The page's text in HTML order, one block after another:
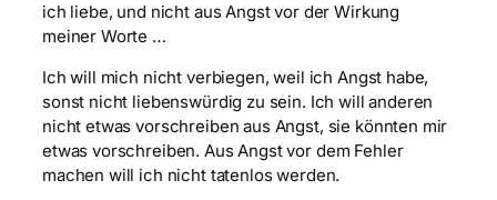
ich liebe, und nicht aus Angst vor der Wirkung
meiner Worte …
Ich will mich nicht verbiegen, weil ich Angst habe,
sonst nicht liebenswürdig zu sein. Ich will anderen
nicht etwas vorschreiben aus Angst, sie könnten mir
etwas vorschreiben. Aus Angst vor dem Fehler
machen will ich nicht tatenlos werden.